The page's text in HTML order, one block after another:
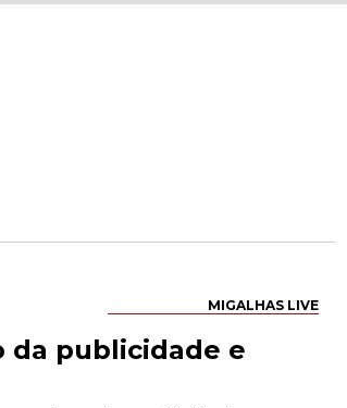
MIGALHAS LIVE
da publicidade e